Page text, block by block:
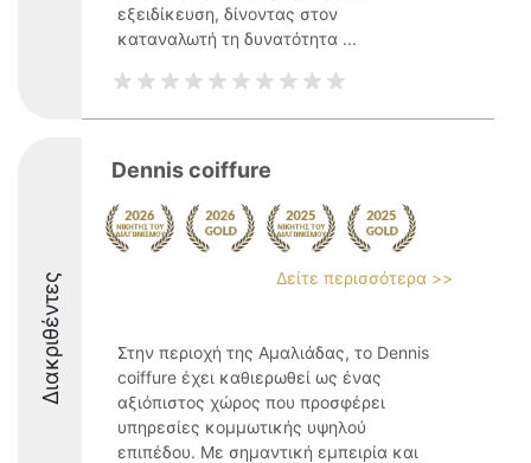
εξειδίκευση, δίνοντας στον
καταναλωτή τη δυνατότητα ...
Διακριθέντες
Dennis coiffure
Δείτε περισσότερα >>
Στην περιοχή της Αμαλιάδας, το Dennis
coiffure έχει καθιερωθεί ως ένας
αξιόπιστος χώρος που προσφέρει
υπηρεσίες κομμωτικής υψηλού
επιπέδου. Με σημαντική εμπειρία και